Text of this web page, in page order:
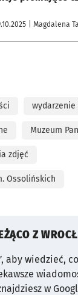
| Magdalena
wydarzenie
Muzeum
zdjęć
Ossolińskich
Z
aby wiedzieć,
w